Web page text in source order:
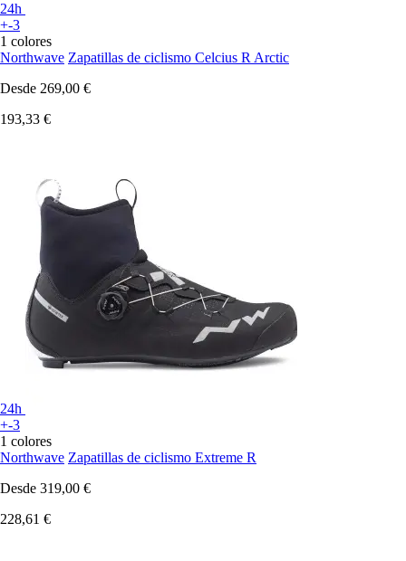
24h
+-3
1 colores
Northwave Zapatillas de ciclismo Celcius R Arctic
Desde 269,00 €
193,33 €
24h
+-3
1 colores
Northwave Zapatillas de ciclismo Extreme R
Desde 319,00 €
228,61 €